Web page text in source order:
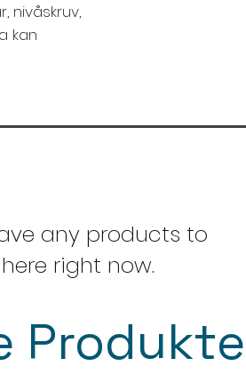
nivåskruv,
kan
any products to
right now.